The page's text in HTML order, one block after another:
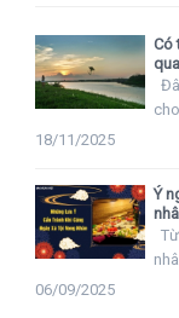
Có
18/11/2025
Ý
06/09/2025